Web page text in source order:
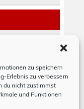
zu speichern
Erlebnis zu verbessern
du nicht zustimmst
und Funktionen
und